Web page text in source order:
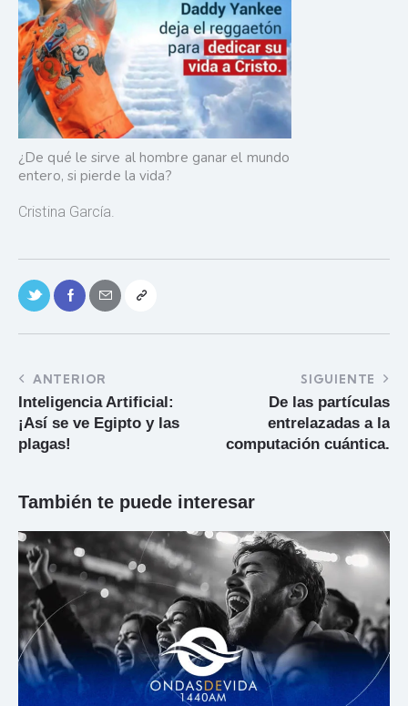
¿De qué le sirve al hombre ganar el mundo
entero, si pierde la vida?
Cristina García.
ANTERIOR
Inteligencia Artificial:
¡Así se ve Egipto y las
plagas!
SIGUIENTE
De las partículas
entrelazadas a la
computación cuántica.
También te puede interesar